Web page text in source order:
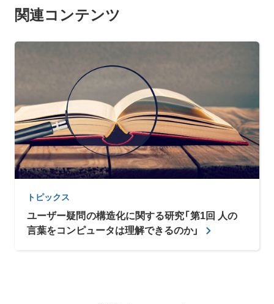
関連コンテンツ
トピックス
ユーザー疑問の構造化に関する研究「第1回 人の
言葉をコンピュータは理解できるのか」